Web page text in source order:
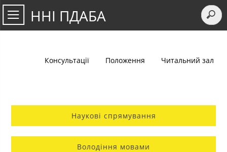
ННІ ПДАБА
Консультації Положення Читальний зал
Наукові спрямування
Володіння мовами